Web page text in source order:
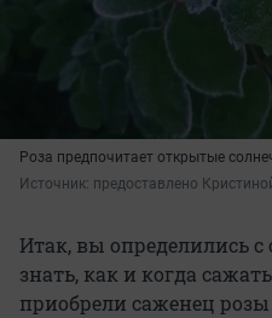
Роза предпочитает открытые
Источник: предоставлено
Итак, вы определились с
знать, как и когда
приобрели саженец розы